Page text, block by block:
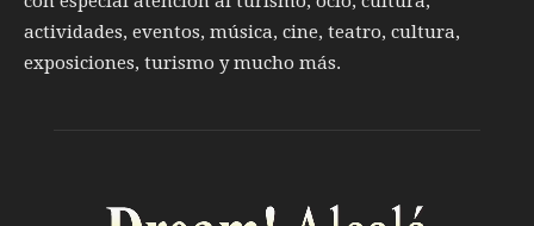
actividades, eventos, música, cine, teatro, cultura,
exposiciones, turismo y mucho más.